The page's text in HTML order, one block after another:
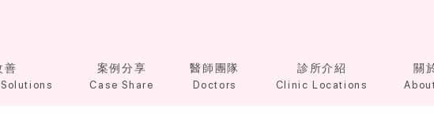
善 案例分享
Case Share
醫師團隊
Doctors
診所介紹
Clinic Locations
關